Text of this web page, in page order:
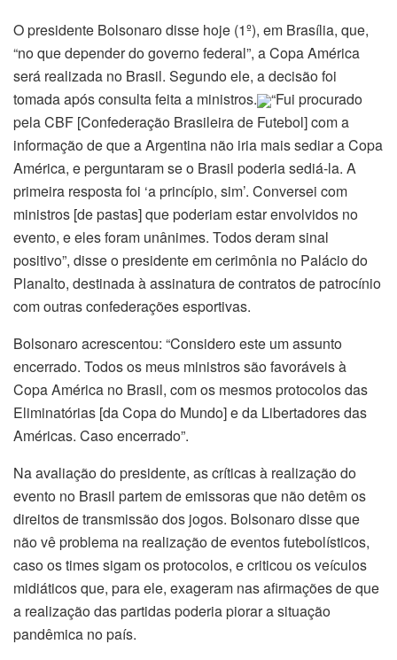
O presidente Bolsonaro disse hoje (1º), em Brasília, que,
“no que depender do governo federal”, a Copa América
será realizada no Brasil. Segundo ele, a decisão foi
tomada após consulta feita a ministros.
“Fui procurado
pela CBF [Confederação Brasileira de Futebol] com a
informação de que a Argentina não iria mais sediar a Copa
América, e perguntaram se o Brasil poderia sediá-la. A
primeira resposta foi ‘a princípio, sim’. Conversei com
ministros [de pastas] que poderiam estar envolvidos no
evento, e eles foram unânimes. Todos deram sinal
positivo”, disse o presidente em cerimônia no Palácio do
Planalto, destinada à assinatura de contratos de patrocínio
com outras confederações esportivas.
Bolsonaro acrescentou: “Considero este um assunto
encerrado. Todos os meus ministros são favoráveis à
Copa América no Brasil, com os mesmos protocolos das
Eliminatórias [da Copa do Mundo] e da Libertadores das
Américas. Caso encerrado”.
Na avaliação do presidente, as críticas à realização do
evento no Brasil partem de emissoras que não detêm os
direitos de transmissão dos jogos. Bolsonaro disse que
não vê problema na realização de eventos futebolísticos,
caso os times sigam os protocolos, e criticou os veículos
midiáticos que, para ele, exageram nas afirmações de que
a realização das partidas poderia piorar a situação
pandêmica no país.